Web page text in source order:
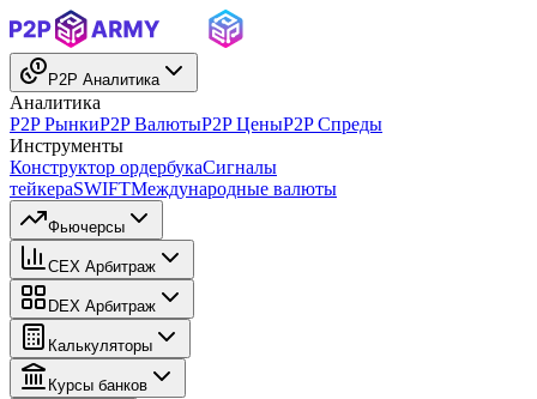
P2P Аналитика
Аналитика
P2P РынкиP2P ВалютыP2P ЦеныP2P Спреды
Инструменты
Конструктор ордербукаСигналы
тейкераSWIFTМеждународные валюты
Фьючерсы
CEX Арбитраж
DEX Арбитраж
Калькуляторы
Курсы банков